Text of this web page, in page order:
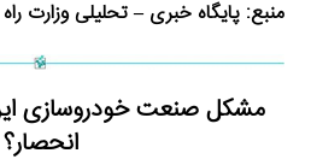
منبع: پایگاه خبری – تحلیلی وزارت
مشکل صنعت خودروسازی
انحصار؟